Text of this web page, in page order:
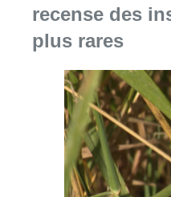
recense des
plus rares